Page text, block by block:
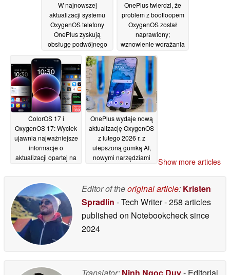
W najnowszej
aktualizacji systemu
OxygenOS telefony
OnePlus zyskują
obsługę podwójnego
dźwięku przez
Bluetooth20/06/2026
OnePlus twierdzi, że
problem z bootloopem
OxygenOS został
naprawiony;
wznowienie wdrażania
13 i Nord CE6
ColorOS 17 i
OxygenOS 17: Wyciek
ujawnia najważniejsze
informacje o
aktualizacji opartej na
OnePlus 19/02/2026
OnePlus wydaje nową
aktualizację OxygenOS
z lutego 2026 r. z
ulepszoną gumką AI,
nowymi narzędziami
Writer i nie tylko
Show more articles
Editor of theoriginal article: Kristen
Spradlin - Tech Writer- 258 articles
published on Notebookchecksince
2024
Translator: Ninh Ngoc Duy- Editorial